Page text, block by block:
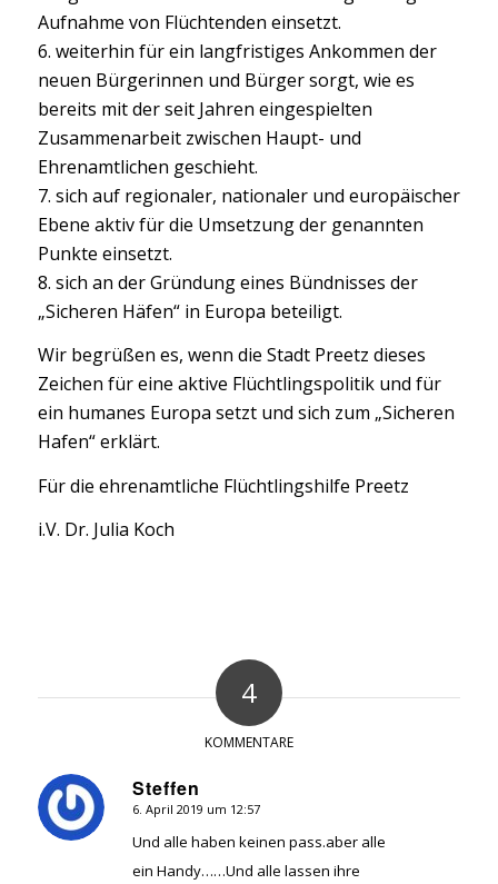
Aufnahme von Flüchtenden einsetzt.
6. weiterhin für ein langfristiges Ankommen der
neuen Bürgerinnen und Bürger sorgt, wie es
bereits mit der seit Jahren eingespielten
Zusammenarbeit zwischen Haupt- und
Ehrenamtlichen geschieht.
7. sich auf regionaler, nationaler und europäischer
Ebene aktiv für die Umsetzung der genannten
Punkte einsetzt.
8. sich an der Gründung eines Bündnisses der
„Sicheren Häfen“ in Europa beteiligt.
Wir begrüßen es, wenn die Stadt Preetz dieses
Zeichen für eine aktive Flüchtlingspolitik und für
ein humanes Europa setzt und sich zum „Sicheren
Hafen“ erklärt.
Für die ehrenamtliche Flüchtlingshilfe Preetz
i.V. Dr. Julia Koch
4
KOMMENTARE
Steffen
sagte:
6. April 2019 um 12:57
Und alle haben keinen pass.aber alle
ein Handy……Und alle lassen ihre